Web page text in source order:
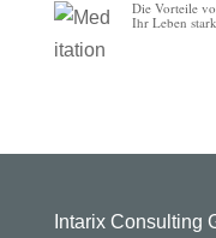
Die Vorteile
Ihr Leben
Intarix Consulting